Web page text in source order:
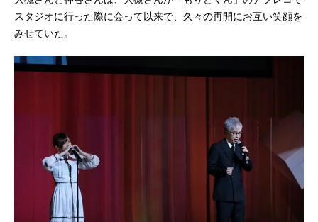
スタジオに行った際に会って以来で、久々の再開にお互い笑顔を
みせていた。